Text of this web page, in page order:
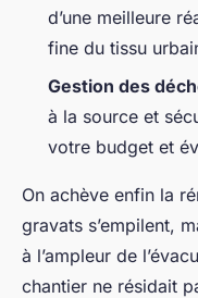
d’une meilleure
fine du tissu
Gestion des
à la source et
votre budget et
On achève enfin la
gravats s’empilent,
à l’ampleur de
chantier ne résidait